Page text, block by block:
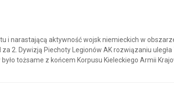
i narastającą aktywność wojsk niemieckich w
2. Dywizją Piechoty Legionów AK rozwiązaniu uległa
tożsame z końcem Korpusu Kieleckiego Armii